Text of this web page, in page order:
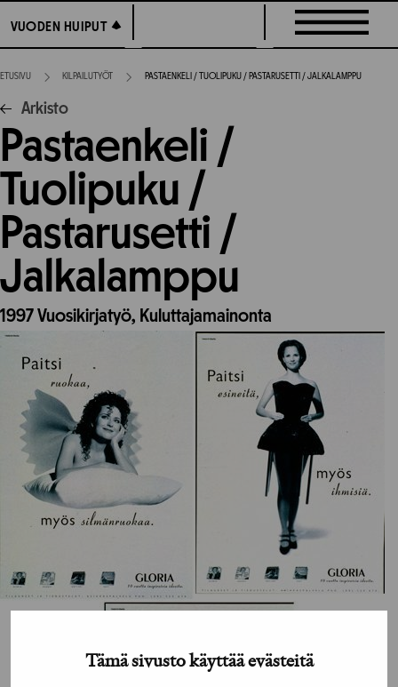
Tämä sivusto käyttää evästeitä
suoraan
sisältöön
VUODEN HUIPUT
VUODEN HUIPUT
ETUSIVU KILPAILUTYÖT PASTAENKELI / TUOLIPUKU / PASTARUSETTI / JALKALAMPPU
Arkisto
Pastaenkeli /
Tuolipuku /
Pastarusetti /
Jalkalamppu
1997Vuosikirjatyö, Kuluttajamainonta